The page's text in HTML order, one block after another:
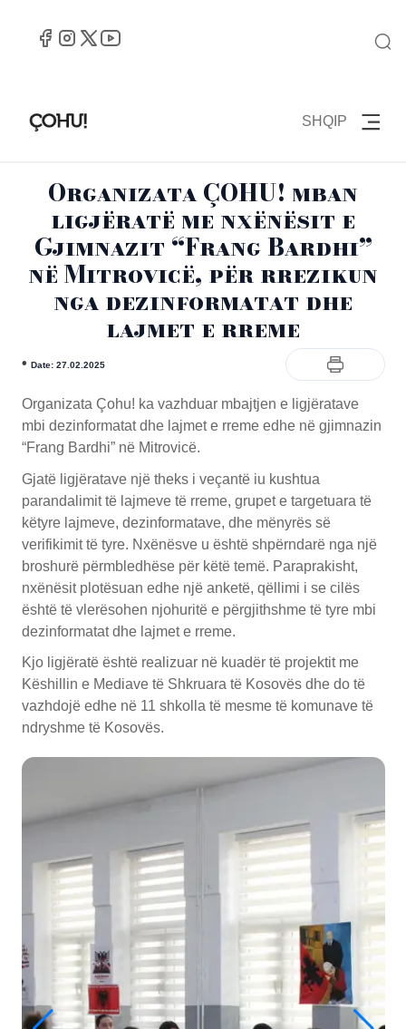
SHQIP
Organizata ÇOHU! mban
ligjëratë me nxënësit e
Gjimnazit “Frang Bardhi”
në Mitrovicë, për rrezikun
nga dezinformatat dhe
lajmet e rreme
• Date: 27.02.2025
Organizata Çohu! ka vazhduar mbajtjen e ligjëratave
mbi dezinformatat dhe lajmet e rreme edhe në gjimnazin
“Frang Bardhi” në Mitrovicë.
Gjatë ligjëratave një theks i veçantë iu kushtua
parandalimit të lajmeve të rreme, grupet e targetuara të
këtyre lajmeve, dezinformatave, dhe mënyrës së
verifikimit të tyre. Nxënësve u është shpërndarë nga një
broshurë përmbledhëse për këtë temë. Paraprakisht,
nxënësit plotësuan edhe një anketë, qëllimi i se cilës
është të vlerësohen njohuritë e përgjithshme të tyre mbi
dezinformatat dhe lajmet e rreme.
Kjo ligjëratë është realizuar në kuadër të projektit me
Këshillin e Mediave të Shkruara të Kosovës dhe do të
vazhdojë edhe në 11 shkolla të mesme të komunave të
ndryshme të Kosovës.